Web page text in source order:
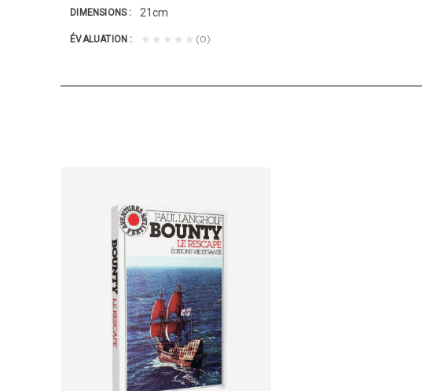
DIMENSIONS 21cm
ÉVALUATION ★★★★★ (0)